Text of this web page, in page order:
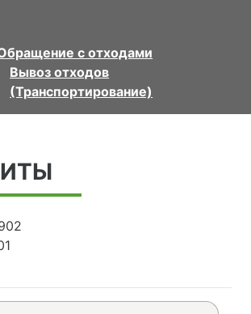
с отходами
Вывоз отходов
(Транспортирование)